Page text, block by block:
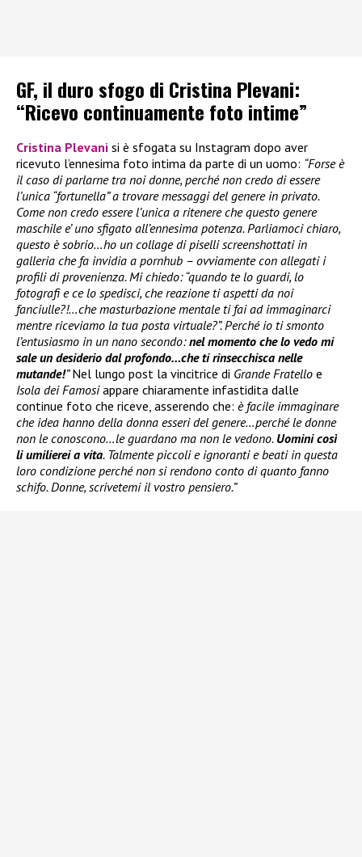
GF, il duro sfogo di Cristina Plevani:
“Ricevo continuamente foto intime”
Cristina Plevani si è sfogata su Instagram dopo aver
ricevuto l’ennesima foto intima da parte di un uomo: “Forse è
il caso di parlarne tra noi donne, perché non credo di essere
l’unica “fortunella” a trovare messaggi del genere in privato.
Come non credo essere l’unica a ritenere che questo genere
maschile e’ uno sfigato all’ennesima potenza. Parliamoci chiaro,
questo è sobrio…ho un collage di piselli screenshottati in
galleria che fa invidia a pornhub – ovviamente con allegati i
profili di provenienza. Mi chiedo: “quando te lo guardi, lo
fotografi e ce lo spedisci, che reazione ti aspetti da noi
fanciulle?!…che masturbazione mentale ti fai ad immaginarci
mentre riceviamo la tua posta virtuale?”. Perché io ti smonto
l’entusiasmo in un nano secondo:nel momento che lo vedo mi
sale un desiderio dal profondo…che ti rinsecchisca nelle
mutande!”Nel lungo post la vincitrice di Grande Fratello e
Isola dei Famosiappare chiaramente infastidita dalle
continue foto che riceve, asserendo che: è facile immaginare
che idea hanno della donna esseri del genere…perché le donne
non le conoscono…le guardano ma non le vedono. Uomini così
li umilierei a vita. Talmente piccoli e ignoranti e beati in questa
loro condizione perché non si rendono conto di quanto fanno
schifo. Donne, scrivetemi il vostro pensiero.”